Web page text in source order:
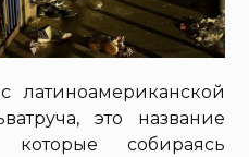
это название
собираясь